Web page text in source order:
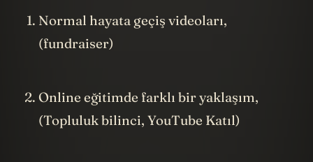
Normal hayata geçiş videoları,
(fundraiser)
Online eğitimde farklı bir yaklaşım,
(Topluluk bilinci, YouTube Katıl)